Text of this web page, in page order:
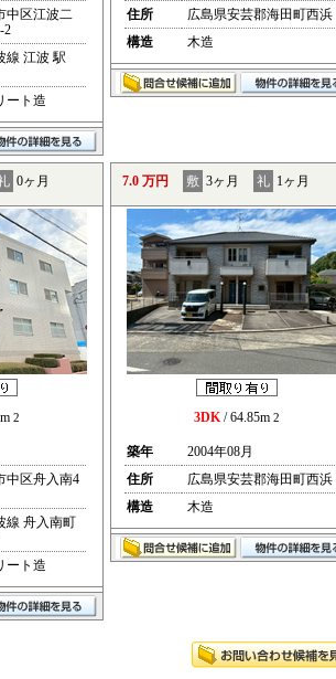
中区江波二
2
線 江波 駅
ート造
住所
広島県安芸郡海田町西浜
構造
木造
0ヶ月
2
中区舟入南4
線 舟入南町
ート造
7.0 万円 敷 3ヶ月 礼 1ヶ月
3DK/ 64.85m 2
築年
2004年08月
住所
広島県安芸郡海田町西浜
構造
木造